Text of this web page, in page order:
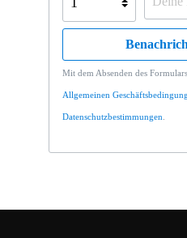
Mit dem Absenden des
Allgemeinen
Datenschutzbestimmungen